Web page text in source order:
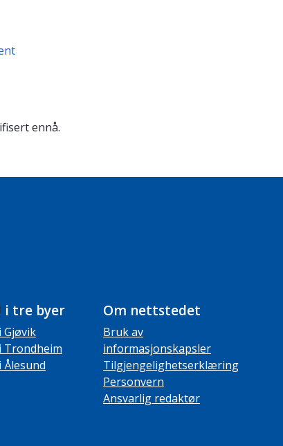
ennå.
i tre byer
Gjøvik
Trondheim
Ålesund
Om nettstedet
Bruk av
informasjonskapsler
Tilgjengelighetserklæring
Personvern
Ansvarlig redaktør